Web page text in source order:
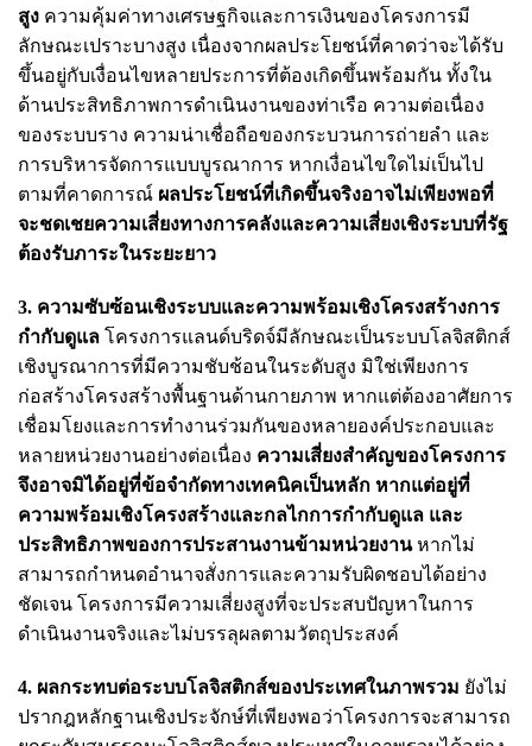
สูง ความคุ้มค่าทางเศรษฐกิจและการเงินของโครงการมี
ลักษณะเปราะบางสูง เนื่องจากผลประโยชน์ที่คาดว่าจะได้รับ
ขึ้นอยู่กับเงื่อนไขหลายประการที่ต้องเกิดขึ้นพร้อมกัน ทั้งใน
ด้านประสิทธิภาพการดำเนินงานของท่าเรือ ความต่อเนื่อง
ของระบบราง ความน่าเชื่อถือของกระบวนการถ่ายลำ และ
การบริหารจัดการแบบบูรณาการ หากเงื่อนไขใดไม่เป็นไป
ตามที่คาดการณ์ ผลประโยชน์ที่เกิดขึ้นจริงอาจไม่เพียงพอที่
จะชดเชยความเสี่ยงทางการคลังและความเสี่ยงเชิงระบบที่รัฐ
ต้องรับภาระในระยะยาว
3. ความซับซ้อนเชิงระบบและความพร้อมเชิงโครงสร้างการ
กำกับดูแล โครงการแลนด์บริดจ์มีลักษณะเป็นระบบโลจิสติกส์
เชิงบูรณาการที่มีความชับช้อนในระดับสูง มิใช่เพียงการ
ก่อสร้างโครงสร้างพื้นฐานด้านกายภาพ หากแต่ต้องอาศัยการ
เชื่อมโยงและการทำงานร่วมกันของหลายองค์ประกอบและ
หลายหน่วยงานอย่างต่อเนื่อง ความเสี่ยงสำคัญของโครงการ
จึงอาจมิได้อยู่ที่ข้อจำกัดทางเทคนิคเป็นหลัก หากแต่อยู่ที่
ความพร้อมเชิงโครงสร้างและกลไกการกำกับดูแล และ
ประสิทธิภาพของการประสานงานข้ามหน่วยงานหากไม่
สามารถกำหนดอำนาจสั่งการและความรับผิดชอบได้อย่าง
ชัดเจน โครงการมีความเสี่ยงสูงที่จะประสบปัญหาในการ
ดำเนินงานจริงและไม่บรรลุผลตามวัตถุประสงค์
4. ผลกระทบต่อระบบโลจิสติกส์ของประเทศในภาพรวม ยังไม่
ปรากฎหลักฐานเชิงประจักษ์ที่เพียงพอว่าโครงการจะสามารถ